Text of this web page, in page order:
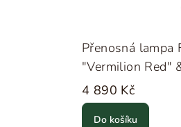
Přenosná lampa
"Vermilion Red"
4 890 Kč
Do košíku